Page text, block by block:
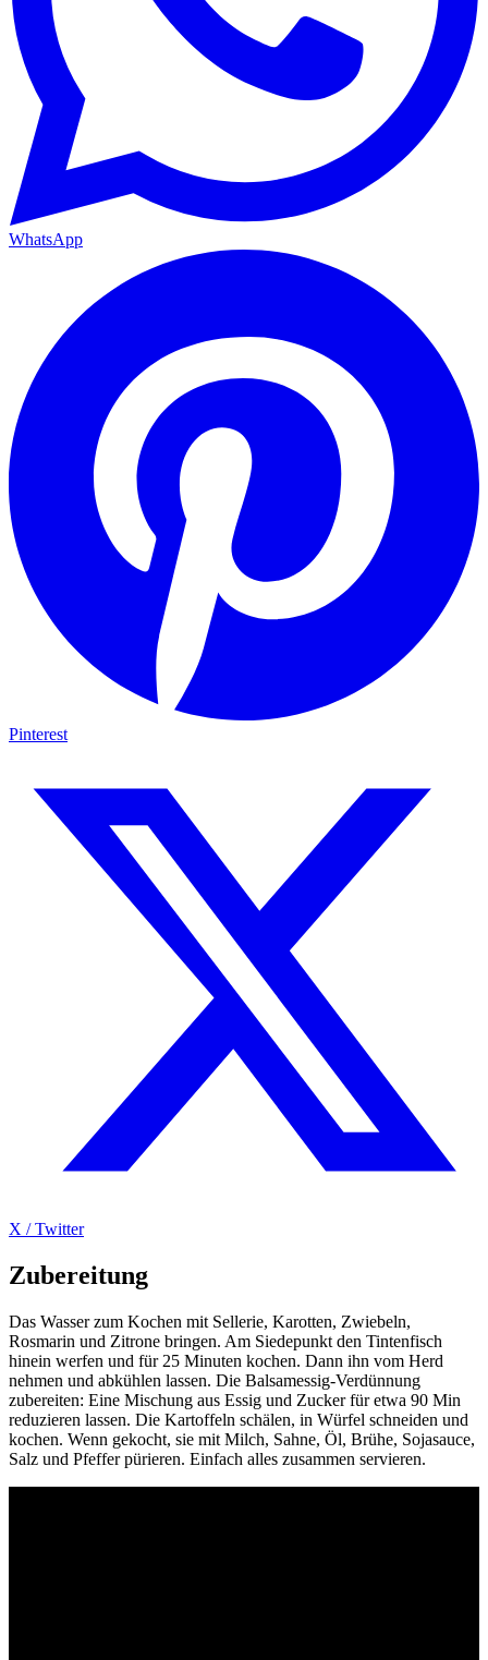
WhatsApp
Pinterest
X / Twitter
Zubereitung
Das Wasser zum Kochen mit Sellerie, Karotten, Zwiebeln,
Rosmarin und Zitrone bringen. Am Siedepunkt den Tintenfisch
hinein werfen und für 25 Minuten kochen. Dann ihn vom Herd
nehmen und abkühlen lassen. Die Balsamessig-Verdünnung
zubereiten: Eine Mischung aus Essig und Zucker für etwa 90 Min
reduzieren lassen. Die Kartoffeln schälen, in Würfel schneiden und
kochen. Wenn gekocht, sie mit Milch, Sahne, Öl, Brühe, Sojasauce,
Salz und Pfeffer pürieren. Einfach alles zusammen servieren.